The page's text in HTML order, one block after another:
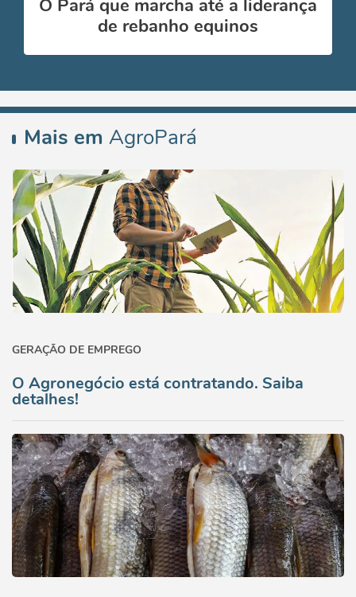
O Pará que marcha até a liderança
de rebanho equinos
Mais em AgroPará
GERAÇÃO DE EMPREGO
O Agronegócio está contratando. Saiba
detalhes!